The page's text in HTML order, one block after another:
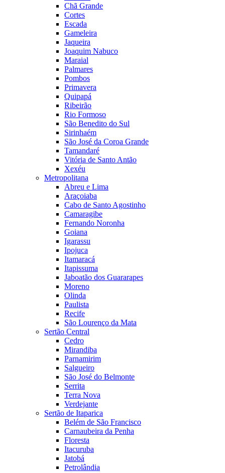
Chã Grande
Cortes
Escada
Gameleira
Jaqueira
Joaquim Nabuco
Maraial
Palmares
Pombos
Primavera
Quipapá
Ribeirão
Rio Formoso
São Benedito do Sul
Sirinhaém
São José da Coroa Grande
Tamandaré
Vitória de Santo Antão
Xexéu
Metropolitana
Abreu e Lima
Araçoiaba
Cabo de Santo Agostinho
Camaragibe
Fernando Noronha
Goiana
Igarassu
Ipojuca
Itamaracá
Itapissuma
Jaboatão dos Guararapes
Moreno
Olinda
Paulista
Recife
São Lourenço da Mata
Sertão Central
Cedro
Mirandiba
Parnamirim
Salgueiro
São José do Belmonte
Serrita
Terra Nova
Verdejante
Sertão de Itaparica
Belém de São Francisco
Carnaubeira da Penha
Floresta
Itacuruba
Jatobá
Petrolândia